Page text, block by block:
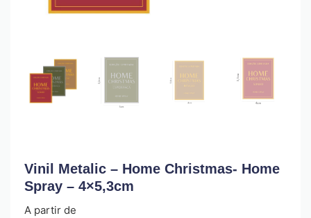
Vinil Metalic – Home Christmas- Home
Spray – 4×5,3cm
A partir de